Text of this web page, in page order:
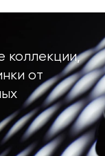
коллекции,
от